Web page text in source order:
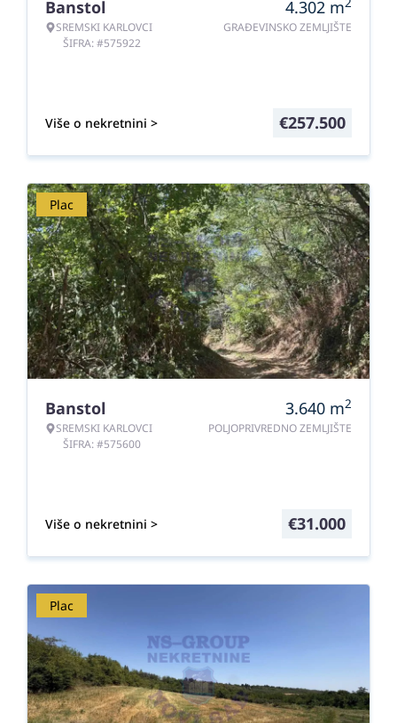
Banstol
SREMSKI KARLOVCI
ŠIFRA: #575922
4.302 m
GRAĐEVINSKO ZEMLJIŠTE
Više o nekretnini > €257.500
Plac
Banstol
SREMSKI KARLOVCI
ŠIFRA: #575600
3.640 m2
POLJOPRIVREDNO ZEMLJIŠTE
Više o nekretnini > €31.000
Plac